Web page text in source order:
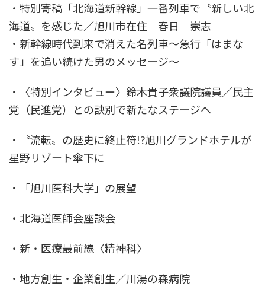
・特別寄稿「北海道新幹線」一番列車で〝新しい北
海道〟を感じた／旭川市在住 春日 崇志
・新幹線時代到来で消えた名列車～急行「はまな
す」を追い続けた男のメッセージ～
・〈特別インタビュー〉鈴木貴子衆議院議員／民主
党（民進党）との訣別で新たなステージへ
・〝流転〟の歴史に終止符!?旭川グランドホテルが
星野リゾート傘下に
・「旭川医科大学」の展望
・北海道医師会座談会
・新・医療最前線〈精神科〉
・地方創生・企業創生／川湯の森病院